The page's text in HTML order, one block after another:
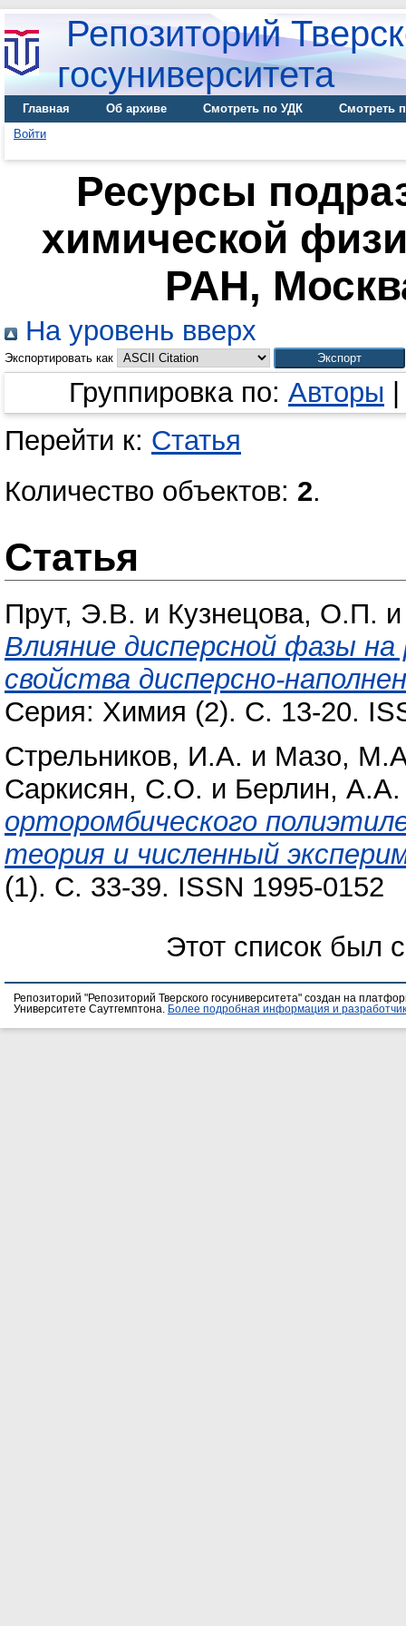
Репозиторий
госуниверситета
Главная Об архиве Смотреть по УДК
Смотреть
Войти
Ресурсы
химической
РАН,
На уровень вверх
Экспортировать как
Группировка по: Авторы
Перейти к: Статья
Количество объектов: 2.
Статья
Прут, Э.В. и Кузнецова, О.П.
Влияние дисперсной фазы на
свойства дисперсно-
Серия: Химия (2). С. 13-20.
Стрельников, И.А. и Мазо,
Саркисян, С.О. и Берлин, А.А.
орторомбического
теория и численный
(1). С. 33-39. ISSN 1995-0152
Этот список был
Репозиторий "Репозиторий Тверского госуниверситета" создан на
Университете Саутгемптона.
Более подробная информация и